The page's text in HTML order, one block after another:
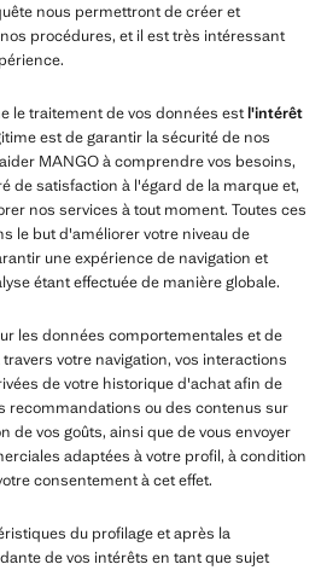
nous permettront de créer et
procédures, et il est très intéressant
le traitement de vos données estl'intérêt
est de garantir la sécurité de nos
MANGO à comprendre vos besoins,
de satisfaction à l'égard de la marque et,
nos services à tout moment. Toutes ces
le but d'améliorer votre niveau de
une expérience de navigation et
étant effectuée de manière globale.
les données comportementales et de
votre navigation, vos interactions
de votre historique d'achat afin de
recommandations ou des contenus sur
de vos goûts, ainsi que de vous envoyer
adaptées à votre profil, à condition
consentement à cet effet.
du profilage et après la
de vos intérêts en tant que sujet